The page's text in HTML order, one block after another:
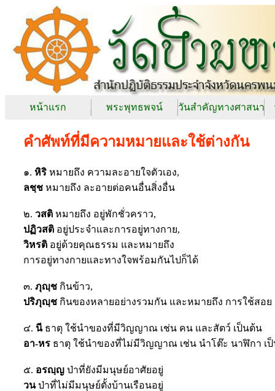
หน้าแรก พระพุทธพจน์ วันสำคัญทางศาสนา
คำศัพท์ที่มีความหมายและใช้ต่างกัน
๑. หิริ หมายถึง ความละอายใจตัวเอง,
ลชฺช หมายถึง ละอายต่อคนอื่นสิ่งอื่น
๒. วสติ หมายถึง อยู่พักชั่วคราว,
ปฏิวสติ อยู่ประจำและการอยู่ทางกาย,
วิหรติ อยู่ด้วยคุณธรรม และหมายถึง
การอยู่ทางกายและทางใจพร้อมกันไปก็ได้
๓. ภุญฺช กินข้าว,
ปริภุญฺช กินของหลายอย่างรวมกัน และหมายถึง การใช้สอย
๔. นี ธาตุ ใช้นำของที่มีวิญญาณ เช่น คน และสัตว์ เป็นต้น
อา-หร ธาตุ ใช้นำของที่ไม่มีวิญญาณ เช่น นำโต๊ะ นาฬิกา เ
๕. อรญฺญ ป่าที่ยังมีมนุษย์อาศัยอยู่
วนป่าที่ไม่มีมนุษย์ตั้งบ้านเรือนอยู่